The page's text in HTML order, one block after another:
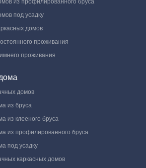
из профилированного бруса
под усадку
домов
проживания
проживания
домов
из бруса
из клееного бруса
из профилированного бруса
под усадку
каркасных домов